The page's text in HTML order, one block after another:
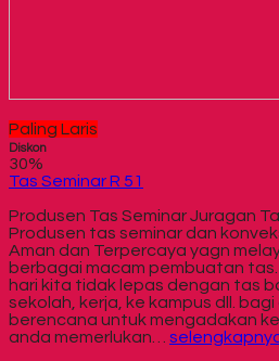
Paling Laris
Diskon
30%
Tas Seminar R 51
Produsen Tas Seminar Juragan
Produsen tas seminar dan
Aman dan Terpercaya yagn
berbagai macam pembuatan
hari kita tidak lepas dengan tas
sekolah, kerja, ke kampus dll.
berencana untuk mengadakan
anda memerlukan…